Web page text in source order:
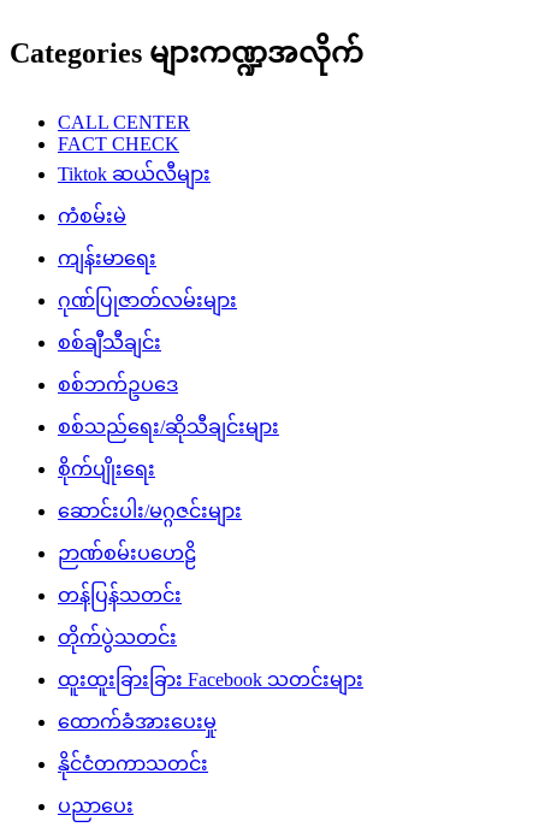
Categories များကဏ္ဍအလိုက်
CALL CENTER
FACT CHECK
Tiktok ဆယ်လီများ
ကံစမ်းမဲ
ကျန်းမာရေး
ဂုဏ်ပြုဇာတ်လမ်းများ
စစ်ချီသီချင်း
စစ်ဘက်ဥပဒေ
စစ်သည်ရေး/ဆိုသီချင်းများ
စိုက်ပျိုးရေး
ဆောင်းပါး/မဂ္ဂဇင်းများ
ဉာဏ်စမ်းပဟေဠိ
တန်ပြန်သတင်း
တိုက်ပွဲသတင်း
ထူးထူးခြားခြား Facebook သတင်းများ
ထောက်ခံအားပေးမှု
နိုင်ငံတကာသတင်း
ပညာပေး